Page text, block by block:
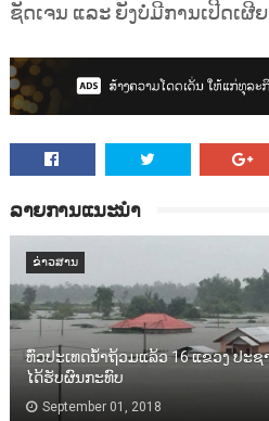
ຊັດເຈນ ແລະ ຍັງບໍ່ມີການເປີດເ
ລາຍການແນະນຳ
ຂ່າວສານ
ທົ່ວປະເທດນ້ຳຖ້ວມແລ້ວ 16 ແຂວງ ປະ
ໄດ້ຮັບຜົນກະທົບ
September 01, 2018